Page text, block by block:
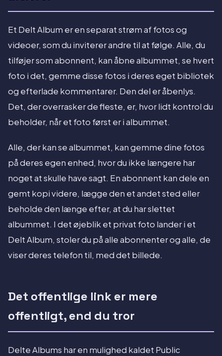
Et Delt Album er en separat strøm af fotos og
videoer, som du inviterer andre til at følge. Alle, du
tilføjer som abonnent, kan åbne albummet, se hvert
foto i det, gemme disse fotos i deres eget bibliotek
og efterlade kommentarer. Den del er åbenlys.
Det, der overrasker de fleste, er, hvor lidt kontrol du
beholder, når et foto først er i albummet.
Alle, der kan se albummet, kan gemme dine fotos
på deres egen enhed, hvor du ikke længere har
noget at skulle have sagt. En abonnent kan dele en
gemt kopi videre, lægge den et andet sted eller
beholde den længe efter, at du har slettet
albummet. I det øjeblik et privat foto lander i et
Delt Album, stoler du på alle abonnenter og alle, de
viser deres telefon til, med det billede.
Det offentlige link er mere
offentligt, end du tror
Delte Albums har en mulighed kaldet Public